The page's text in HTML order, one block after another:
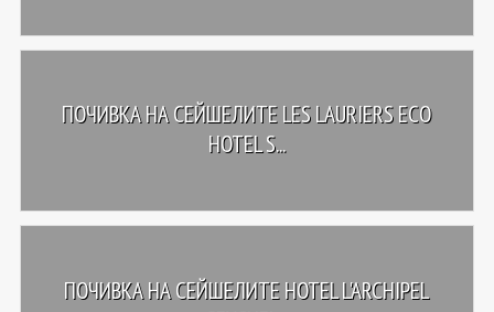
ПОЧИВКА НА СЕЙШЕЛИТЕ LES LAURIERS ECO
HOTEL S...
ПОЧИВКА НА СЕЙШЕЛИТЕ HOTEL L'ARCHIPEL